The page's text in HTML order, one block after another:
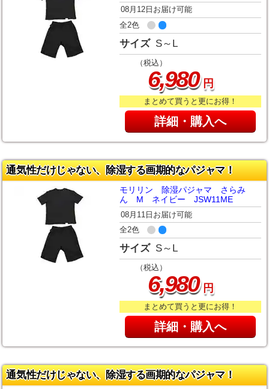
08月12日お届け可能
全2色
サイズ S～L
（税込）
6,980円
まとめて買うと更にお得！
詳細・購入へ
通気性だけじゃない、除湿する画期的なパジャマ！
モリリン 除湿パジャマ さらみ
ん M ネイビー JSW11ME
08月11日お届け可能
全2色
サイズ S～L
（税込）
6,980円
まとめて買うと更にお得！
詳細・購入へ
通気性だけじゃない、除湿する画期的なパジャマ！